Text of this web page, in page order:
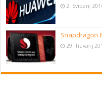
2. Svibanj
Snapdragon
29. Travanj